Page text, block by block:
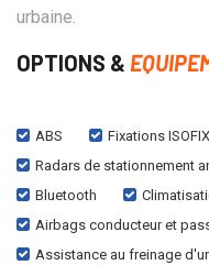
urbaine.
OPTIONS &
ABS
Fixations ISOFIX
Radars de stationnement
Bluetooth
Airbags conducteur et
Assistance au freinage